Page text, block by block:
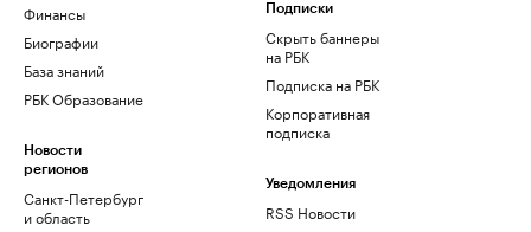
Финансы
Биографии
База знаний
РБК Образование
Новости
регионов
Санкт-Петербург
и область
Подписки
Скрыть баннеры
на РБК
Подписка на РБК
Корпоративная
подписка
Уведомления
RSS Новости